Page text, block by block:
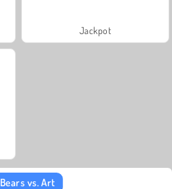
Jackpot
Bears vs. Art